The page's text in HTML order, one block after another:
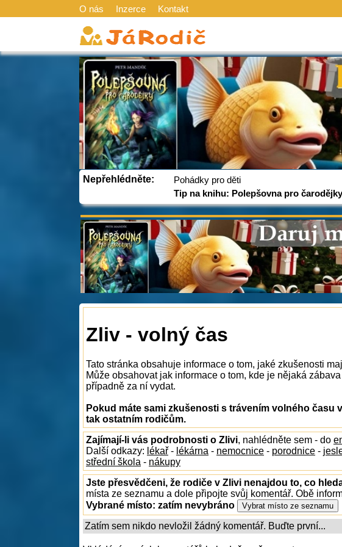
O nás Inzerce Kontakt
Nepřehlédněte:
Pohádky pro děti
Tip na knihu: Polepšovna pro
Zliv - volný čas
Tato stránka obsahuje informace o tom, jaké zkušenosti
Může obsahovat jak informace o tom, kde je nějaká
případně za ní vydat.
Pokud máte sami zkušenosti s trávením volného času
tak ostatním rodičům.
Zajímají-li vás podrobnosti o Zlivi, nahlédněte sem - do
Další odkazy: lékař - lékárna - nemocnice - porodnice -
střední škola - nákupy
Jste přesvědčeni, že rodiče v Zlivi nenajdou to, co
místa ze seznamu a dole připojte svůj komentář. Obě
Vybrané místo: zatím nevybráno
Zatím sem nikdo nevložil žádný komentář. Buďte první...